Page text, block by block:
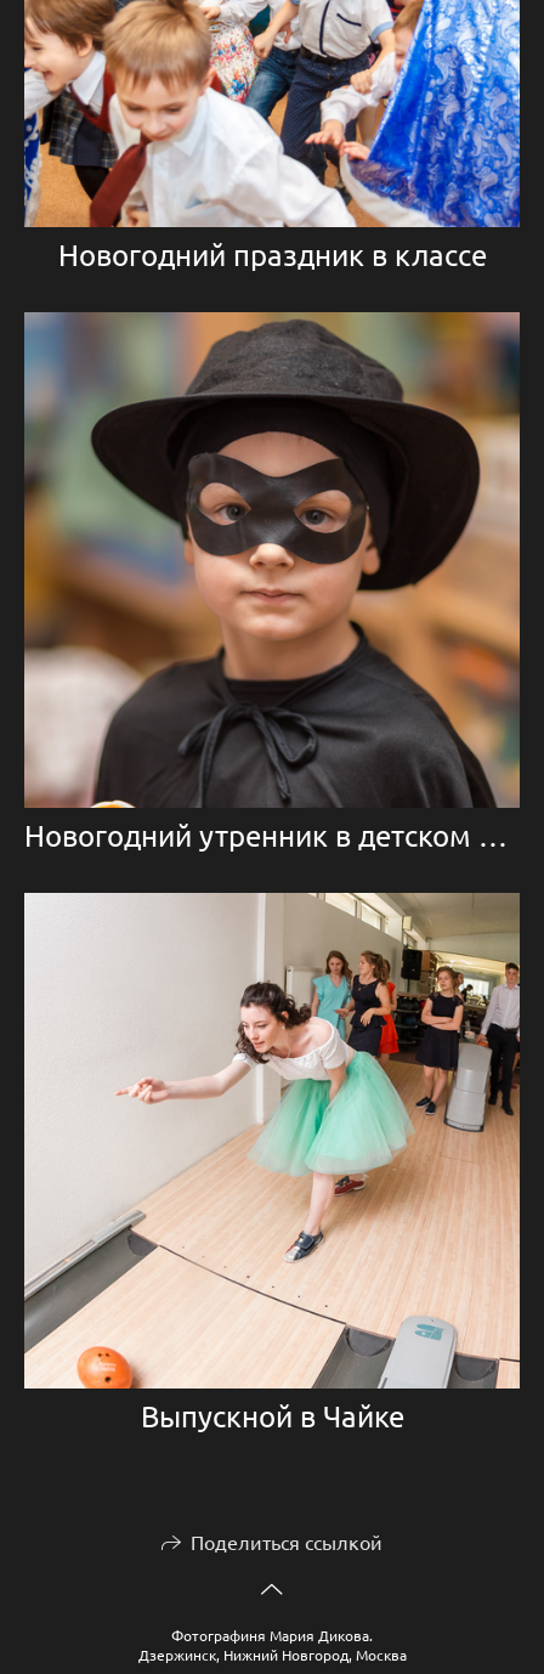
Новогодний праздник в классе
Новогодний утренник в детском саду
Выпускной в Чайке
Поделиться ссылкой
Фотографиня Мария Дикова.
Дзержинск, Нижний Новгород, Москва